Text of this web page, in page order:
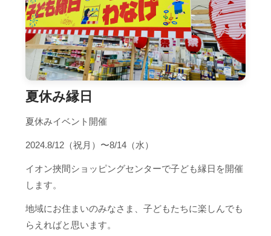
夏休み縁日
夏休みイベント開催
2024.8/12（祝月）〜8/14（水）
イオン挾間ショッピングセンターで子ども縁日を開催
します。
地域にお住まいのみなさま、子どもたちに楽しんでも
らえればと思います。